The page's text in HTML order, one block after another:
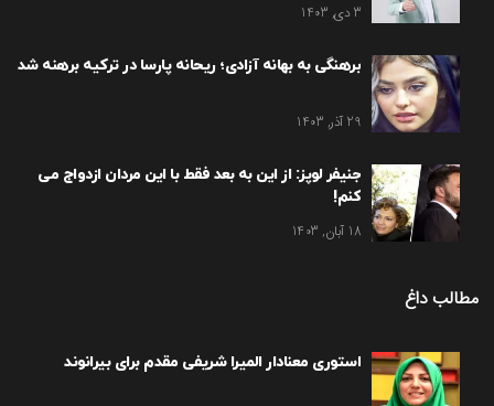
3 دی, 1403
برهنگی به بهانه آزادی؛ ریحانه پارسا در ترکیه برهنه شد
29 آذر, 1403
جنیفر لوپز: از این به بعد فقط با این مردان ازدواج می
کنم!
18 آبان, 1403
مطالب داغ
استوری معنادار المیرا شریفی مقدم برای بیرانوند